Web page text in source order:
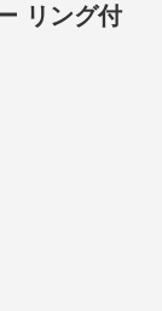
リング付